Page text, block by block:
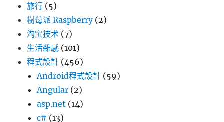
旅行 (5)
樹莓派 Raspberry(2)
淘宝技术 (7)
生活雜感 (101)
程式設計 (456)
Android程式設計 (59)
Angular (2)
asp.net (14)
c# (13)